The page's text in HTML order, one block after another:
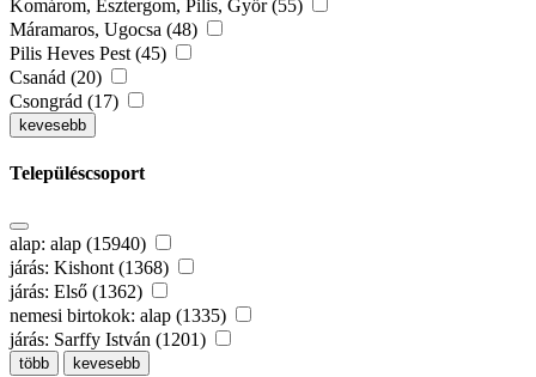
Komárom, Esztergom, Pilis, Győr (55)
Máramaros, Ugocsa (48)
Pilis Heves Pest (45)
Csanád (20)
Csongrád (17)
kevesebb
Településcsoport
alap: alap (15940)
járás: Kishont (1368)
járás: Első (1362)
nemesi birtokok: alap (1335)
járás: Sarffy István (1201)
több kevesebb